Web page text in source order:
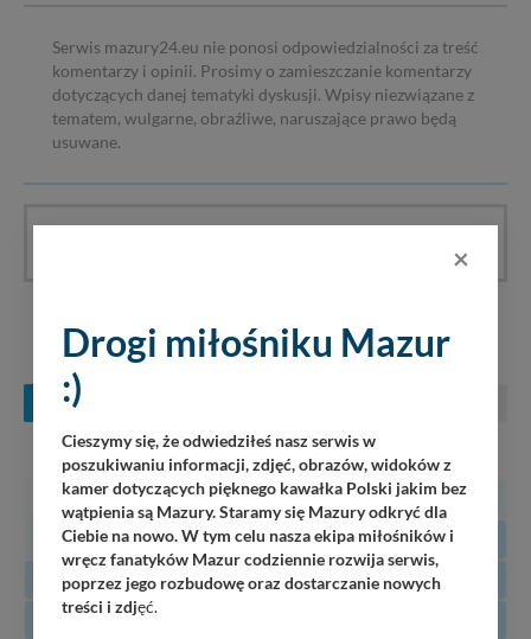
Serwis mazury24.eu nie ponosi odpowiedzialności za treść
komentarzy i opinii. Prosimy o zamieszczanie komentarzy
dotyczących danej tematyki dyskusji. Wpisy niezwiązane z
tematem, wulgarne, obraźliwe, naruszające prawo będą
usuwane.
KONCERTY NA MAZURACH
SIERPIEŃ
WT ŚR CZ SO
27 28 29 30 31 1
3
4 5 6 7 8
10
11 12 13 14 15
17
18
×
Drogi miłośniku Mazur
:)
Cieszymy się, że odwiedziłeś nasz serwis w
poszukiwaniu informacji, zdjęć, obrazów, widoków z
kamer dotyczących pięknego kawałka Polski jakim bez
wątpienia są Mazury. Staramy się Mazury odkryć dla
Ciebie na nowo. W tym celu nasza ekipa miłośników i
wręcz fanatyków Mazur codziennie rozwija serwis,
poprzez jego rozbudowę oraz dostarczanie nowych
treści i zdjęć.